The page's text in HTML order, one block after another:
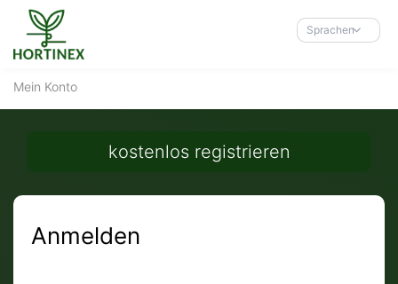
Accessibility-
Modus
aktivieren
Navigation
zum
Sprachen
Mein Konto
kostenlos registrieren
Anmelden